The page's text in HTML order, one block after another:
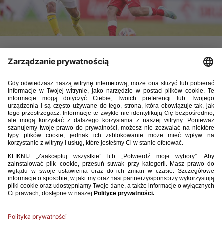
Europy U-17, które w dniach 20 maja – 5 czerwca odbędą się
portalu www.u17eurocyprus2024.com.
Ceny normalnych biletów na mecze fazy grupowej oraz ćwierćfinały
i półfinały to 5 euro, a na finał 7 euro. Dla dzieci poniżej 14. roku życia
bilet na każdy mecz kosztuje 1 euro. Z kolei wejściówka w wersji VIP
w zależności od fazy kosztuje 30 euro (mecze grupowe i ćwierćfinały),
40 euro (półfinały) lub 50 euro (finał).
Włosi (21 maja, g. 20:30 czasu lokalnego na stadionie AEK Larnaka),